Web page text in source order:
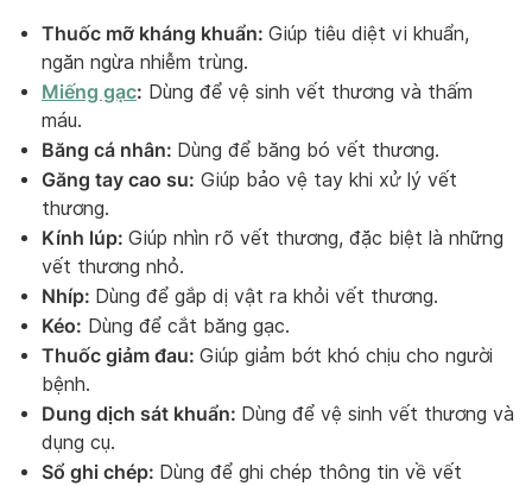
Thuốc mỡ kháng khuẩn: Giúp tiêu diệt vi khuẩn,
ngăn ngừa nhiễm trùng.
Miếng gạc: Dùng để vệ sinh vết thương và thấm
máu.
Băng cá nhân: Dùng để băng bó vết thương.
Găng tay cao su: Giúp bảo vệ tay khi xử lý vết
thương.
Kính lúp: Giúp nhìn rõ vết thương, đặc biệt là những
vết thương nhỏ.
Nhíp: Dùng để gắp dị vật ra khỏi vết thương.
Kéo: Dùng để cắt băng gạc.
Thuốc giảm đau: Giúp giảm bớt khó chịu cho người
bệnh.
Dung dịch sát khuẩn: Dùng để vệ sinh vết thương và
dụng cụ.
Sổ ghi chép: Dùng để ghi chép thông tin về vết